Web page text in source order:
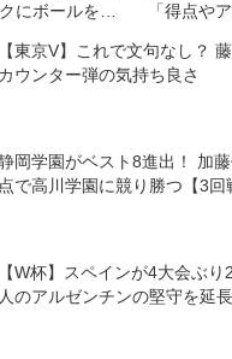
にボールを前
「得点や
【東京V】これで文句なし？
カウンター弾の気持ち良さ
岡学園がベスト8進出！ 加
点で高川学園に競り勝つ【3回
【W杯】スペインが4大会ぶ
人のアルゼンチンの堅守を延